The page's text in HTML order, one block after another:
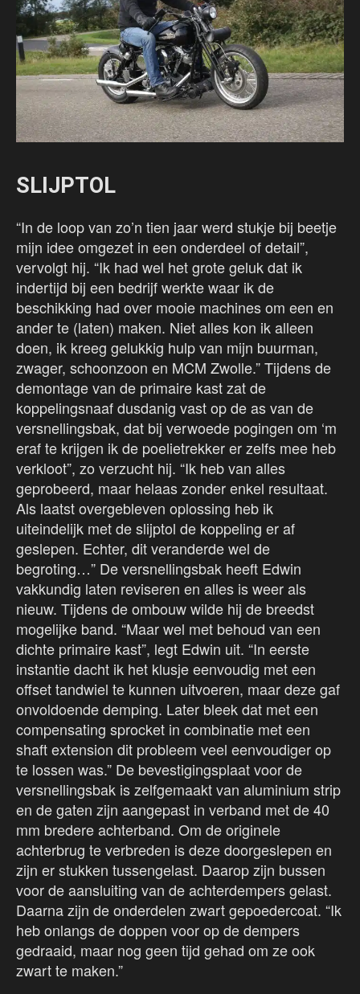
SLIJPTOL
“In de loop van zo’n tien jaar werd stukje bij beetje
mijn idee omgezet in een onderdeel of detail”,
vervolgt hij. “Ik had wel het grote geluk dat ik
indertijd bij een bedrijf werkte waar ik de
beschikking had over mooie machines om een en
ander te (laten) maken. Niet alles kon ik alleen
doen, ik kreeg gelukkig hulp van mijn buurman,
zwager, schoonzoon en MCM Zwolle.” Tijdens de
demontage van de primaire kast zat de
koppelingsnaaf dusdanig vast op de as van de
versnellingsbak, dat bij verwoede pogingen om ‘m
eraf te krijgen ik de poelietrekker er zelfs mee heb
verkloot”, zo verzucht hij. “Ik heb van alles
geprobeerd, maar helaas zonder enkel resultaat.
Als laatst overgebleven oplossing heb ik
uiteindelijk met de slijptol de koppeling er af
geslepen. Echter, dit veranderde wel de
begroting…” De versnellingsbak heeft Edwin
vakkundig laten reviseren en alles is weer als
nieuw. Tijdens de ombouw wilde hij de breedst
mogelijke band. “Maar wel met behoud van een
dichte primaire kast”, legt Edwin uit. “In eerste
instantie dacht ik het klusje eenvoudig met een
offset tandwiel te kunnen uitvoeren, maar deze gaf
onvoldoende demping. Later bleek dat met een
compensating sprocket in combinatie met een
shaft extension dit probleem veel eenvoudiger op
te lossen was.” De bevestigingsplaat voor de
versnellingsbak is zelfgemaakt van aluminium strip
en de gaten zijn aangepast in verband met de 40
mm bredere achterband. Om de originele
achterbrug te verbreden is deze doorgeslepen en
zijn er stukken tussengelast. Daarop zijn bussen
voor de aansluiting van de achterdempers gelast.
Daarna zijn de onderdelen zwart gepoedercoat. “Ik
heb onlangs de doppen voor op de dempers
gedraaid, maar nog geen tijd gehad om ze ook
zwart te maken.”